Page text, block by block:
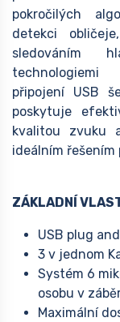
pokročilých
detekci
sledováním
připojení USB
poskytuje
kvalitou zvuku
ideálním řešením
ZÁKLADNÍ
USB plug
3 v jednom
Systém 6
osobu v
Maximální